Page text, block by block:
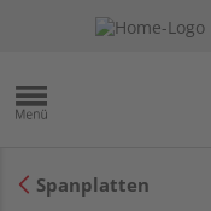
Spanplatten